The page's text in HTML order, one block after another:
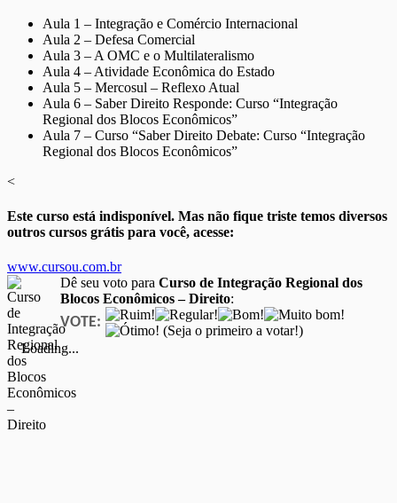
Aula 1 – Integração e Comércio Internacional
Aula 2 – Defesa Comercial
Aula 3 – A OMC e o Multilateralismo
Aula 4 – Atividade Econômica do Estado
Aula 5 – Mercosul – Reflexo Atual
Aula 6 – Saber Direito Responde: Curso “Integração
Regional dos Blocos Econômicos”
Aula 7 – Curso “Saber Direito Debate: Curso “Integração
Regional dos Blocos Econômicos”
<
Este curso está indisponível. Mas não fique triste temos diversos
outros cursos grátis para você, acesse:
www.cursou.com.br
Dê seu voto para Curso de Integração Regional dos
Blocos Econômicos – Direito:
VOTE:
(Seja o primeiro a votar!)
Loading...